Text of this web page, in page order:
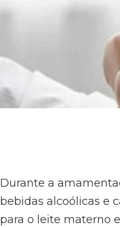
Durante a
bebidas alcoólicas e
para o leite materno